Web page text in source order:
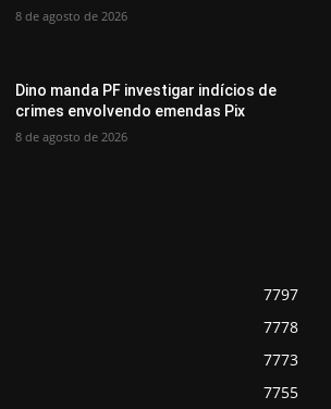
8 de agosto de 2026
Dino manda PF investigar indícios de
crimes envolvendo emendas Pix
8 de agosto de 2026
7797
7778
7773
7755